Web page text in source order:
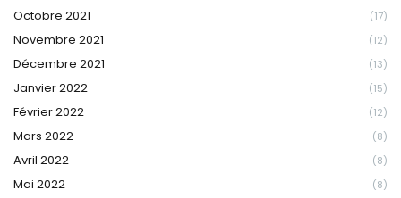
Octobre 2021 (17)
Novembre 2021 (12)
Décembre 2021 (13)
Janvier 2022 (15)
Février 2022 (12)
Mars 2022 (8)
Avril 2022 (8)
Mai 2022 (8)